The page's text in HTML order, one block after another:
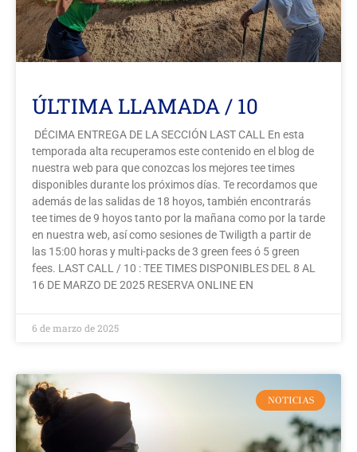
ÚLTIMA LLAMADA / 10
DÉCIMA ENTREGA DE LA SECCIÓN LAST CALL En esta
temporada alta recuperamos este contenido en el blog de
nuestra web para que conozcas los mejores tee times
disponibles durante los próximos días. Te recordamos que
además de las salidas de 18 hoyos, también encontrarás
tee times de 9 hoyos tanto por la mañana como por la tarde
en nuestra web, así como sesiones de Twiligth a partir de
las 15:00 horas y multi-packs de 3 green fees ó 5 green
fees. LAST CALL / 10 : TEE TIMES DISPONIBLES DEL 8 AL
16 DE MARZO DE 2025 RESERVA ONLINE EN
6 de marzo de 2025
NOTICIAS